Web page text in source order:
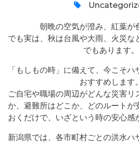
朝晩の空気が澄み、紅葉が
でも実は、秋は台風や大雨、火災な
でもあります。
「もしもの時」に備えて、今こそ
おすすめします。
ご自宅や職場の周辺がどんな災害リ
か、避難所はどこか、どのルートが
おくだけで、いざという時の安心感
新潟県では、各市町村ごとの洪水ハ